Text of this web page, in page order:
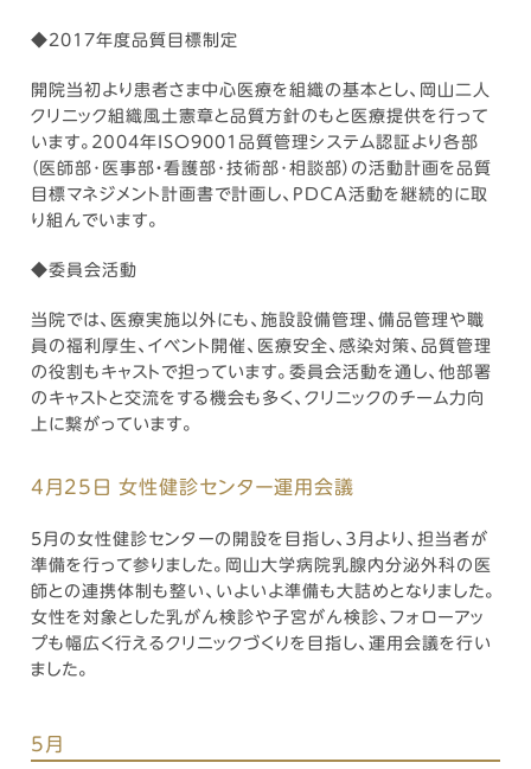
◆2017年度品質目標制定
開院当初より患者さま中心医療を組織の基本とし、岡山二人
クリニック組織風土憲章と品質方針のもと医療提供を行って
います。２０04年ISO9001品質管理システム認証より各部
（医師部･医事部・看護部･技術部･相談部）の活動計画を品質
目標マネジメント計画書で計画し、PDCA活動を継続的に取
り組んでいます。
◆委員会活動
当院では、医療実施以外にも、施設設備管理、備品管理や職
員の福利厚生、イベント開催、医療安全、感染対策、品質管理
の役割もキャストで担っています。委員会活動を通し、他部署
のキャストと交流をする機会も多く、クリニックのチーム力向
上に繋がっています。
4月25日 女性健診センター運用会議
5月の女性健診センターの開設を目指し、３月より、担当者が
準備を行って参りました。岡山大学病院乳腺内分泌外科の医
師との連携体制も整い、いよいよ準備も大詰めとなりました。
女性を対象とした乳がん検診や子宮がん検診、フォローアッ
プも幅広く行えるクリニックづくりを目指し、運用会議を行い
ました。
5月